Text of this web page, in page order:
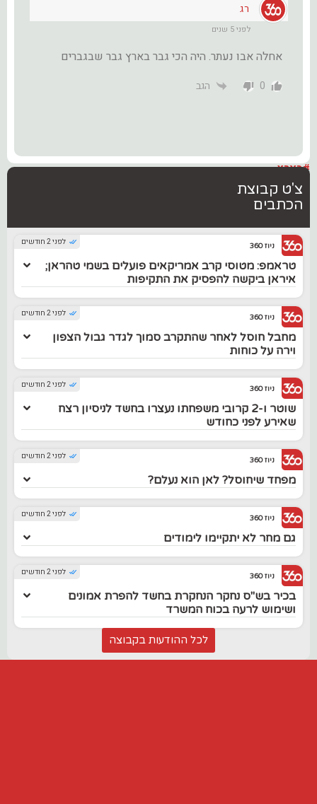
רג
לפני 5 שנים
אחלה אבו נעתר. היה הכי גבר בארץ גבר שבגברים
0 הגב
#בארץ
צ'ט קבוצת
הכתבים
לפני 2 חודשים ניוז 360
טראמפ: מטוסי קרב אמריקאים פועלים בשמי טהראן;
איראן ביקשה להפסיק את התקיפות
לפני 2 חודשים ניוז 360
מחבל חוסל לאחר שהתקרב סמוך לגדר גבול הצפון
וירה על כוחות
לפני 2 חודשים ניוז 360
שוטר ו-2 קרובי משפחתו נעצרו בחשד לניסיון רצח
שאירע לפני כחודש
לפני 2 חודשים ניוז 360
מפחד שיחוסל? לאן הוא נעלם?
לפני 2 חודשים ניוז 360
גם מחר לא יתקיימו לימודים
לפני 2 חודשים ניוז 360
בכיר בש"ס נחקר הנחקרת בחשד להפרת אמונים
ושימוש לרעה בכוח המשרד
לכל ההודעות בקבוצה